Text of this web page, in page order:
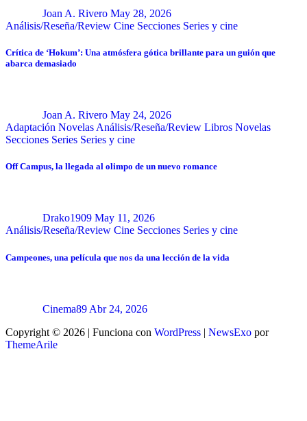
Joan A. Rivero May 28, 2026
Análisis/Reseña/Review Cine Secciones Series y cine
Crítica de ‘Hokum’: Una atmósfera gótica brillante para un guión que
abarca demasiado
Joan A. Rivero May 24, 2026
Adaptación Novelas Análisis/Reseña/Review Libros Novelas
Secciones Series Series y cine
Off Campus, la llegada al olimpo de un nuevo romance
Drako1909 May 11, 2026
Análisis/Reseña/Review Cine Secciones Series y cine
Campeones, una película que nos da una lección de la vida
Cinema89 Abr 24, 2026
Copyright © 2026 | Funciona con WordPress | NewsExo por
ThemeArile